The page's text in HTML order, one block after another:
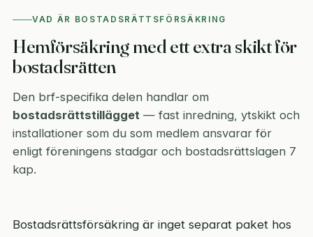
VAD ÄR BOSTADSRÄTTSFÖRSÄKRING
Hemförsäkring med ett extra skikt för
bostadsrätten
Den brf-specifika delen handlar om
bostadsrättstillägget — fast inredning, ytskikt och
installationer som du som medlem ansvarar för
enligt föreningens stadgar och bostadsrättslagen 7
kap.
Bostadsrättsförsäkring är inget separat paket hos